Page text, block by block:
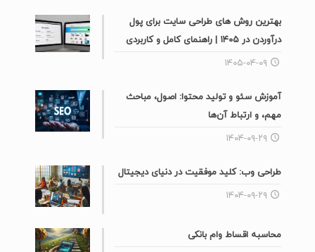
بهترین روش های طراحی سایت برای پول
درآوردن در ۱۴۰۵ | راهنمای کامل و کاربردی
۱۴۰۵-۰۴-۰۹
آموزش سئو و تولید محتوا: اصول، مباحث
مهم، و ارتباط آن‌ها
۱۴۰۴-۰۹-۲۹
طراحی وب: کلید موفقیت در دنیای دیجیتال
۱۴۰۴-۰۹-۲۹
محاسبه اقساط وام بانکی